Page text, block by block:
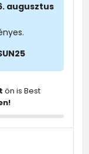
augusztus
ön is Best